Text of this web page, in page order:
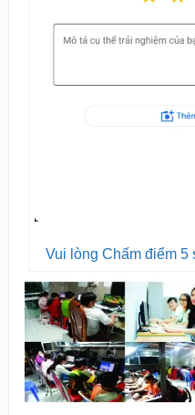
Vui lòng Chấm điểm 5